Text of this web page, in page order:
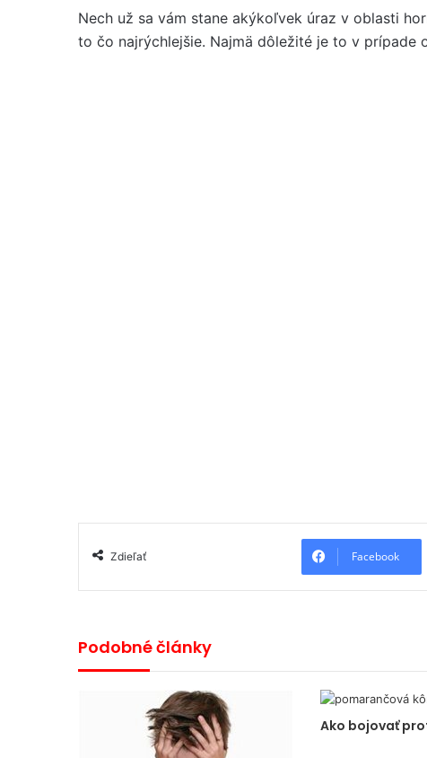
Nech už sa vám stane akýkoľvek úraz v oblasti
to čo najrýchlejšie. Najmä dôležité je to v prípade
Zdieľať Facebook
Podobné články
Ako bojovať